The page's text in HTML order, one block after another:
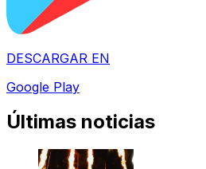
DESCARGAR EN
Google Play
Últimas noticias